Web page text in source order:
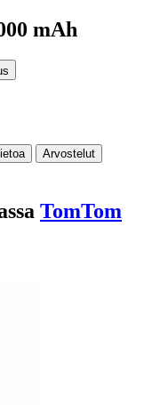
mAh
Arvostelut
TomTom